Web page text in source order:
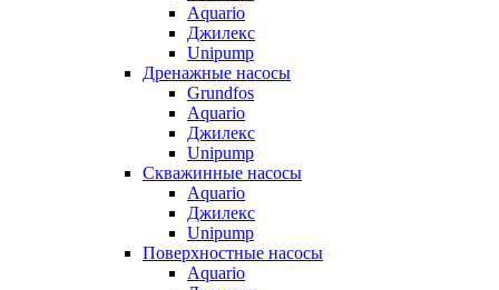
Aquario
Джилекс
Unipump
Дренажные насосы
Grundfos
Aquario
Джилекс
Unipump
Скважинные насосы
Aquario
Джилекс
Unipump
Поверхностные насосы
Aquario